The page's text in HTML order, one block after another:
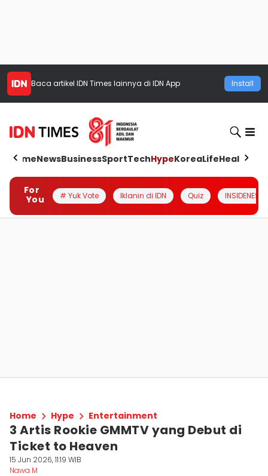
Baca artikel IDN Times lainnya di IDN App Install
HomeNewsBusinessSportTechHypeKoreaLifeHealth
For
You
# Yuk Vote Iklanin di IDN Quiz INSIDENESIA
Home Hype Entertainment
3 Artis Rookie GMMTV yang Debut di
Ticket to Heaven
15 Jun 2026, 11:19 WIB
Nawa M